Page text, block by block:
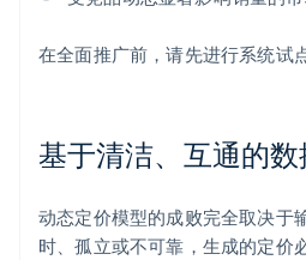
在全面推广前，请先进行系统试
基于清洁、互通的
动态定价模型的成败完全取决于
时、孤立或不可靠，生成的定价